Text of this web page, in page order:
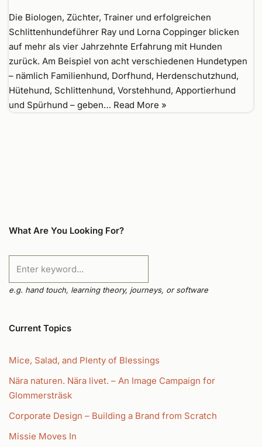
Die Biologen, Züchter, Trainer und erfolgreichen
Schlittenhundeführer Ray und Lorna Coppinger blicken
auf mehr als vier Jahrzehnte Erfahrung mit Hunden
zurück. Am Beispiel von acht verschiedenen Hundetypen
– nämlich Familienhund, Dorfhund, Herdenschutzhund,
Hütehund, Schlittenhund, Vorstehhund, Apportierhund
und Spürhund – geben… Read More »
What Are You Looking For?
e.g. hand touch, learning theory, journeys, or software
Current Topics
Mice, Salad, and Plenty of Blessings
Nära naturen. Nära livet. – An Image Campaign for
Glommersträsk
Corporate Design – Building a Brand from Scratch
Missie Moves In